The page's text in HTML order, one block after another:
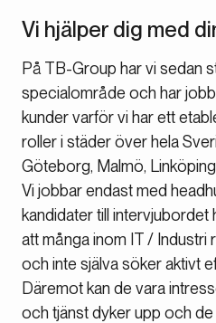
Vi hjälper dig med
På TB-Group har vi sedan
specialområde och har
kunder varför vi har ett
roller i städer över hela
Göteborg, Malmö,
Vi jobbar endast med
kandidater till intervjubordet
att många inom IT / Industri
och inte själva söker aktivt
Däremot kan de vara
och tjänst dyker upp och de